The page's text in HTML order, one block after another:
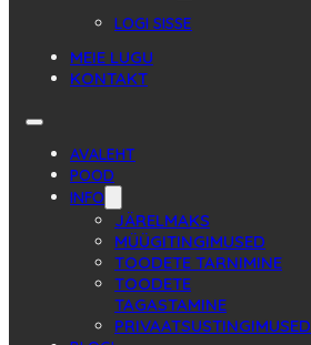
LOGI SISSE
MEIE LUGU
KONTAKT
AVALEHT
POOD
INFO
JÄRELMAKS
MÜÜGITINGIMUSED
TOODETE TARNIMINE
TOODETE
TAGASTAMINE
PRIVAATSUSTINGIMUSED